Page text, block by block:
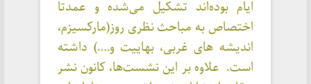
ایام بوده‌اند تشکیل می‌شده و عمدتا
اختصاص به مباحث نظری روز(مارکسیزم،
اندیشه های غربی، بهايیت و….) داشته
است. علاوه بر این نشست‌ها، کانون نشر